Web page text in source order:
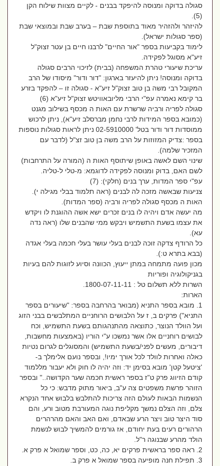
סגולה בדוקה ומנוסה להיפקד בבנים - לקיים מצוות שילוח הקן
להיזהר ולהזהיר מאוד בתוספת שבת – בערב שבת ובמוצאי שבת
(ספר סגולות ישראל).
לימוד בקביעות בספר "אור החיים" לרבנו חיים בן עטר זצוק"ל
זיע"א מסוגל לפקידה.
עריכת שיעורי טהרת המשפחה (בבית) לזיכוי הרבים סגולה
בדוקה ומנוסה! ניתן להיעזר בארגון: "דור ודור" מיסודו של הרב
המקובל רבי משה בן טוב זצוק"ל זיע"א - סגולה זו – להפקד בזרע
בר קימא נאמרה עפ"י הרבי מליובאוויטש זצוק"ל זיע"א (6)
סגולה לפריה ורביה שרשרת עם האות ה מכסף בשילוב מגנט
(כמובא בספר המידות לרבי נחמן מברסלב זיע"א), ניתן לרכוש
ממוסדות דור ודור בטל' 02-5910000 ניתן לראות סגולות נוספות
בספר :צדיק המזוזות על הרב משה בן טוב זצ"ל (לדבר עם
המזכיר שלמה).
שינוי השם לאשה באופן שיתוסף האות ה (המורה על התרחבות)
לשם האם, בדוק ומנוסה לפקידה לדוגמא: מ-טלי ל-טליה.
עפ"י ספר המדות, ערך בנים (חלקי): (7)
צניעות שבאשה מזכה לה לבנים (ראה תלמוד בבלי מגילה י).
האות ה מכסף סגולה לפריה ורביה (ספר המדות).
מה יעשה אדם ויהיה לו בנים זכרים ישא אשה ההוגנת לו ויקדש
את עצמו בשעת התשמיש ויבקש ממי שהבנים שלו (ראה נדה
עא).
כל הרודף צדקה זוכה לבנים בעלי עושר בעלי חכמה בעלי אגדה
(בבא בתרא ט:).
מכון פועה מתמחה במתן ייעוץ, הכוונה וסיוע לזוגות להם בעיות
בגניקולוגיה ופוריות
השרות ללא תשלום טל : 1800-07-11-11.
הארות:
1. מובא בספר התניא (מבואר בהרחבה בספר: "שיעורים בספר
התניא") פרקים ב, ז על הלבושים הרוחניים המתלבשים בבני הזוג
ועל הוולד הנוצר, כתוצאה מהתנהגותם בשעת התשמיש, וכח
לבושים רוחניים אלו אשר נמשכו ע"י הוריו (באמצעות מחשבות,
דיבורים, מעשים לפני/בשעת התשמיש) והמסוגלים לגרום נטיות
כאלה ואחרות לוולד לכל אורך ימיו!, ובספר נועם אלימלך ב-
'ציטעל קטן' מובא בסימן יד: וזה יהיה לו חוק ולא יעבור מללמוד
קודם הזיווג פרק ט"ז בספר ראשית חכמה שער הקדושה.." ובספר
הזוהר פרשת משפטים צה ע"ב, ביאור מתוק מדבש: כי כל
הנשמות הבאות לעולם הזה צריכות להתלבש בלבוש אחד הנקרא
צלם, וזה הצלם נמשך מקליפת נוגה המעורבת מטוב ורע, והם
סוד היצר טוב ויצר הרע שבאדם, ואם האב והאם מהרהרים
הרהורים רעים בעת יחודם, אז גורמים להמשיך לבוש לנשמת
הולד מהרע שבנוגה ר"ל.